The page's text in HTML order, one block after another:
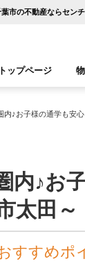
トップページ
ア
♪お子様の通学も安
内♪お
太田～
すすめポ